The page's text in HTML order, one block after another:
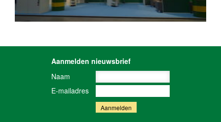
Aanmelden nieuwsbrief
Naam
E-mailadres